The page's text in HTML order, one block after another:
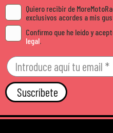
Quiero recibir de
exclusivos acordes a mis
Confirmo que he leído y
legal
Suscríbete